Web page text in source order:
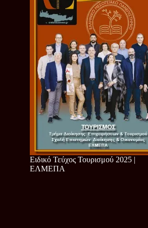
Ειδικό Τεύχος Τουρισμού 2025 |
ΕΛΜΕΠΑ